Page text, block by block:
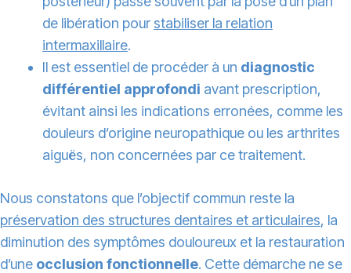
de libération pour stabiliser la relation
intermaxillaire.
Il est essentiel de procéder à un diagnostic
différentiel approfondi avant prescription,
évitant ainsi les indications erronées, comme les
douleurs d’origine neuropathique ou les arthrites
aiguës, non concernées par ce traitement.
Nous constatons que l’objectif commun reste la
préservation des structures dentaires et articulaires, la
diminution des symptômes douloureux et la restauration
d’une occlusion fonctionnelle. Cette démarche ne se